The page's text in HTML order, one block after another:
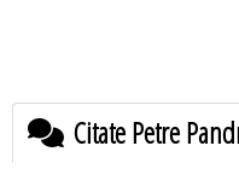
Citate Petre